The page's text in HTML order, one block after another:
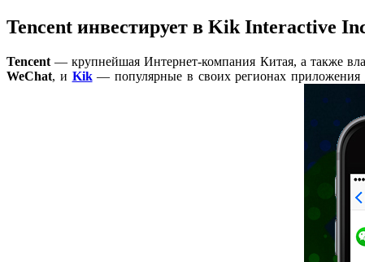
Tencent инвестирует в Kik Interactive
Tencent —крупнейшая Интернет-компания Китая, а также
WeChat, и Kik —популярные в своих регионах